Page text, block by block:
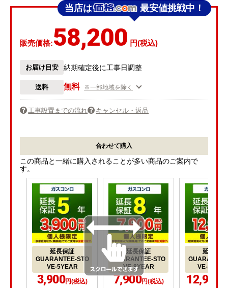
当店は 最安値挑戦中！
販売価格:58,200 円(税込)
お届け目安 納期確定後に工事日調整
送料 無料 ※一部地域を除く
工事設置までの流れ キャンセル・返品
合わせて購入
この商品と一緒に購入されることが多い商品のご案内で
す。
延長保証
GUARANTEE-STO
VE-5YEAR
3,900円(税込)
延長保証
GUARANTEE-STO
VE-8YEAR
7,900円(税込)
延長保証
VE-
12,900